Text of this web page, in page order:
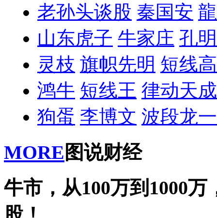
老孙头谈股 秦国安
山东虎子 牛家庄 孔
灵枝 旗帜先明 短线
鸿牛 短线王 律动天成
狗蛋 李博文 波段龙一
MORE 图说财经
牛市，从100万到1000